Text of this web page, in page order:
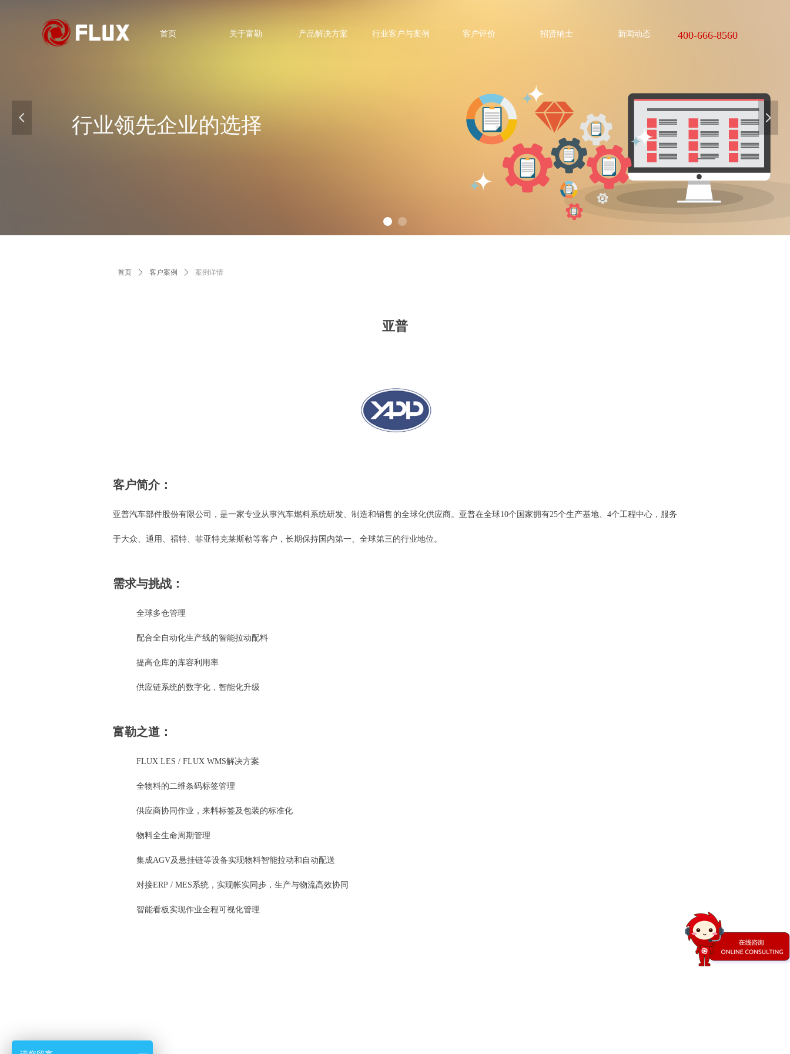
400-666-8560
首页 关于富勒 产品解决方案 行业客户与案例 客户评价 招贤纳士 新闻动态
行业领先企业的选择
넳 넲
亚普
客户简介：
亚普汽车部件股份有限公司，是一家专业从事汽车燃料系统研发、制造和销售的全球化供应商。亚普在全球10个国家拥有25个生产基地、4个工程中心，服务
于大众、通用、福特、菲亚特克莱斯勒等客户，长期保持国内第一、全球第三的行业地位。
需求与挑战：
全球多仓管理
配合全自动化生产线的智能拉动配料
提高仓库的库容利用率
供应链系统的数字化，智能化升级
富勒之道：
FLUX LES / FLUX WMS解决方案
全物料的二维条码标签管理
供应商协同作业，来料标签及包装的标准化
物料全生命周期管理
集成AGV及悬挂链等设备实现物料智能拉动和自动配送
对接ERP / MES系统，实现帐实同步，生产与物流高效协同
智能看板实现作业全程可视化管理
首页 ꄲ 客户案例 ꄲ 案例详情